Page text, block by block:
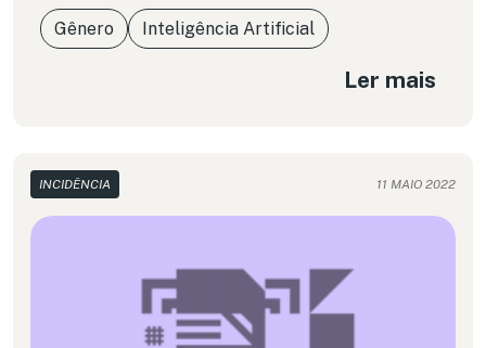
Gênero Inteligência Artificial
Ler mais
INCIDÊNCIA 11 MAIO 2022